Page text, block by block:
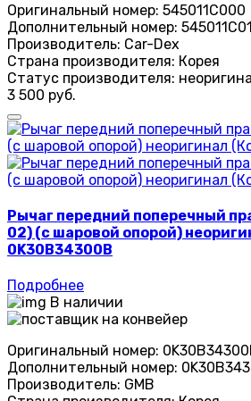
Оригинальный номер: 545011C000
Дополнительный номер:
Производитель: Car-Dex
Страна производителя: Корея
Статус производителя:
3 500 руб.
Рычаг передний поперечный
02) (с шаровой опорой)
0K30B34300B
Подробнее
В наличии
Оригинальный номер:
Дополнительный номер:
Производитель: GMB